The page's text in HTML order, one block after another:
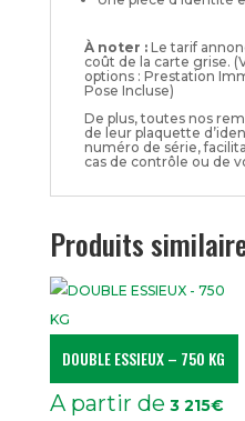
À noter :Le tarif
coût de la carte grise.
options : Prestation
Pose Incluse)
De plus, toutes nos
de leur plaquette
numéro de série,
cas de contrôle ou de
Produits
DOUBLE ESSIEUX – 750 KG
A partir de 3 215€